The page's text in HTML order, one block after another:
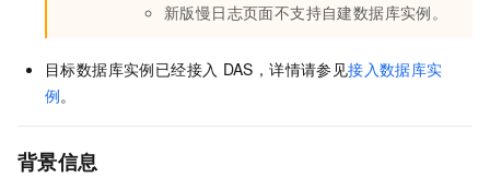
新版慢日志页面不支持自建数据库实例。
目标数据库实例已经接入 DAS，详情请参见接入数据库实
例。
背景信息